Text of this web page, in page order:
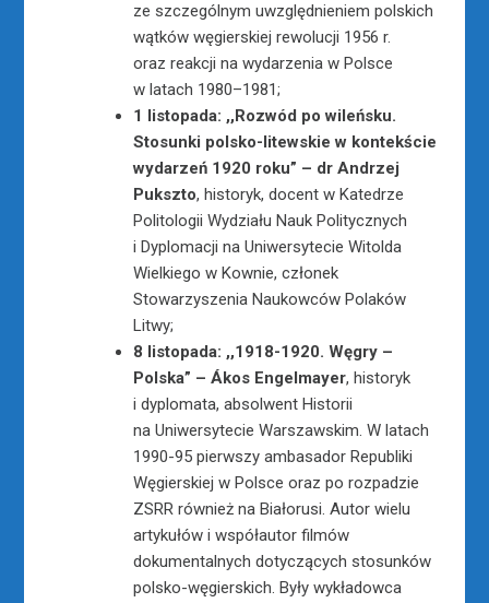
ze szczególnym uwzględnieniem polskich
wątków węgierskiej rewolucji 1956 r.
oraz reakcji na wydarzenia w Polsce
w latach 1980–1981;
1 listopada: ,,Rozwód po wileńsku.
Stosunki polsko-litewskie w kontekście
wydarzeń 1920 roku” – dr Andrzej
Pukszto, historyk, docent w Katedrze
Politologii Wydziału Nauk Politycznych
i Dyplomacji na Uniwersytecie Witolda
Wielkiego w Kownie, członek
Stowarzyszenia Naukowców Polaków
Litwy;
8 listopada: ,,1918-1920. Węgry –
Polska” – Ákos Engelmayer, historyk
i dyplomata, absolwent Historii
na Uniwersytecie Warszawskim. W latach
1990-95 pierwszy ambasador Republiki
Węgierskiej w Polsce oraz po rozpadzie
ZSRR również na Białorusi. Autor wielu
artykułów i współautor filmów
dokumentalnych dotyczących stosunków
polsko-węgierskich. Były wykładowca